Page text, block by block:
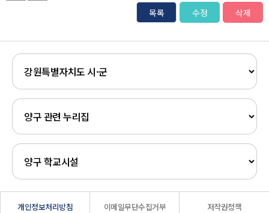
목록 수정 삭제
개인정보처리방침 이메일무단수집거부 저작권정책